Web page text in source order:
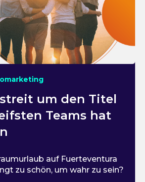
um den Titel
Teams hat
auf Fuerteventura
zu schön, um wahr zu sein?